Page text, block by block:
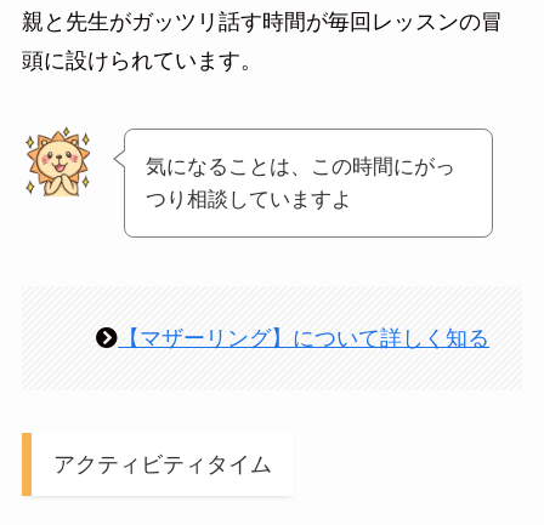
親と先生がガッツリ話す時間が毎回レッスンの冒
頭に設けられています。
気になることは、この時間にがっ
つり相談していますよ
【マザーリング】について詳しく知る
アクティビティタイム